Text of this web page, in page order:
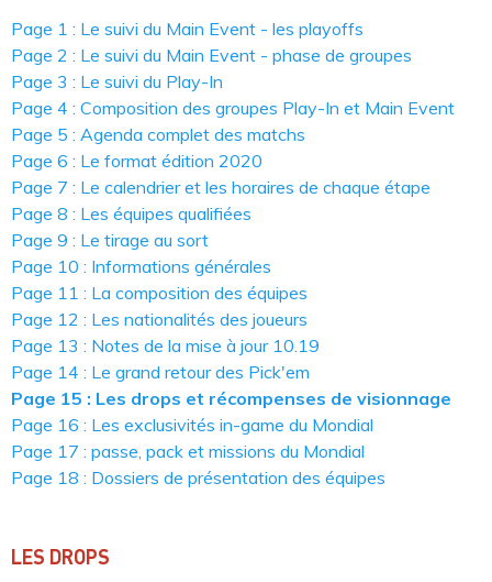
Page 1 : Le suivi du Main Event - les playoffs
Page 2 : Le suivi du Main Event - phase de groupes
Page 3 : Le suivi du Play-In
Page 4 : Composition des groupes Play-In et Main Event
Page 5 : Agenda complet des matchs
Page 6 : Le format édition 2020
Page 7 : Le calendrier et les horaires de chaque étape
Page 8 : Les équipes qualifiées
Page 9 : Le tirage au sort
Page 10 : Informations générales
Page 11 : La composition des équipes
Page 12 : Les nationalités des joueurs
Page 13 : Notes de la mise à jour 10.19
Page 14 : Le grand retour des Pick'em
Page 15 : Les drops et récompenses de visionnage
Page 16 : Les exclusivités in-game du Mondial
Page 17 : passe, pack et missions du Mondial
Page 18 : Dossiers de présentation des équipes
LES DROPS